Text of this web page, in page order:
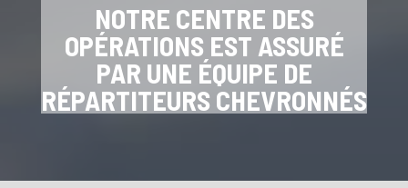
NOTRE CENTRE DES
OPÉRATIONS EST ASSURÉ
PAR UNE ÉQUIPE DE
RÉPARTITEURS CHEVRONNÉS